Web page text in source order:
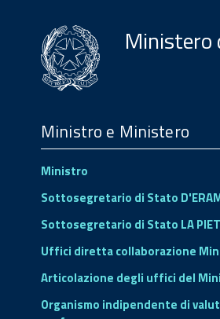
Ministero
Footer
Ministro e Ministero
Ministro
Sottosegretario di Stato
Sottosegretario di Stato LA
Uffici diretta collaborazione
Articolazione degli uffici del
Organismo indipendente di